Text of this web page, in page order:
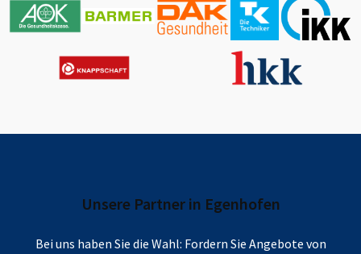
Unsere Partner in Egenhofen
Bei uns haben Sie die Wahl: Fordern Sie Angebote von